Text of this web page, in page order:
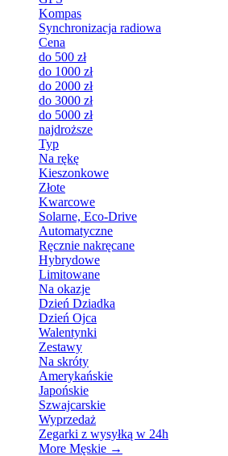
Kompas
Synchronizacja radiowa
Cena
do 500 zł
do 1000 zł
do 2000 zł
do 3000 zł
do 5000 zł
najdroższe
Typ
Na rękę
Kieszonkowe
Złote
Kwarcowe
Solarne, Eco-Drive
Automatyczne
Ręcznie nakręcane
Hybrydowe
Limitowane
Na okazje
Dzień Dziadka
Dzień Ojca
Walentynki
Zestawy
Na skróty
Amerykańskie
Japońskie
Szwajcarskie
Wyprzedaż
Zegarki z wysyłką w 24h
More Męskie →